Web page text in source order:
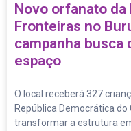
Novo orfanato da
Fronteiras no
campanha busca
espaço
O local receberá 327
República Democrática
transformar a estrutura